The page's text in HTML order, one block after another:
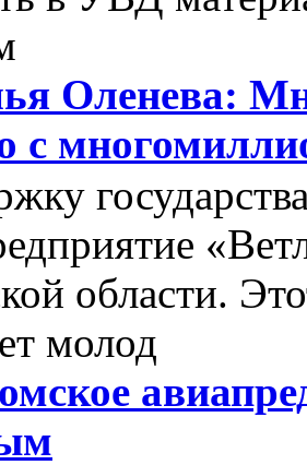
Оленева:
с
области.
молод